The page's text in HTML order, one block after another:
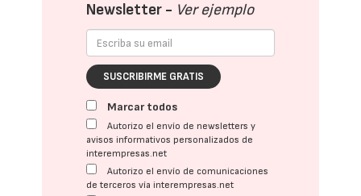
Newsletter - Ver ejemplo
SUSCRIBIRME GRATIS
Marcar todos
Autorizo el envío de newsletters y
avisos informativos personalizados de
interempresas.net
Autorizo el envío de comunicaciones
de terceros vía interempresas.net